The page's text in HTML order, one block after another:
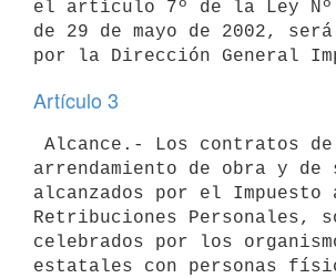
el artículo 7º de la Ley Nº
de 29 de mayo de 2002, será
Artículo 3
arrendamiento de obra y
alcanzados por el Impuesto
Retribuciones Personales,
celebrados por los
estatales con personas